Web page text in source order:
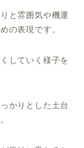
と雰囲気や機運
の表現です。
していく様子を
かりとした土台